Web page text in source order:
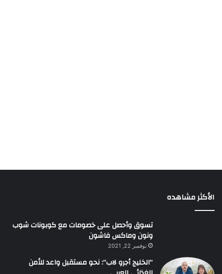
الأكثر مشاهده
تسوق وأحصل على خصومات مع كوبونات شوب
ونون وماكس فاشون
نوفمبر 22, 2021
“الخليج أجرو لاب”: نحو مستقبل واعد للأمن